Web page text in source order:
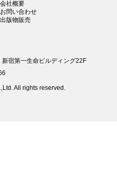
会社概要
お問い合わせ
出版物販売
宿第一生命ビルディング22F
All rights reserved.